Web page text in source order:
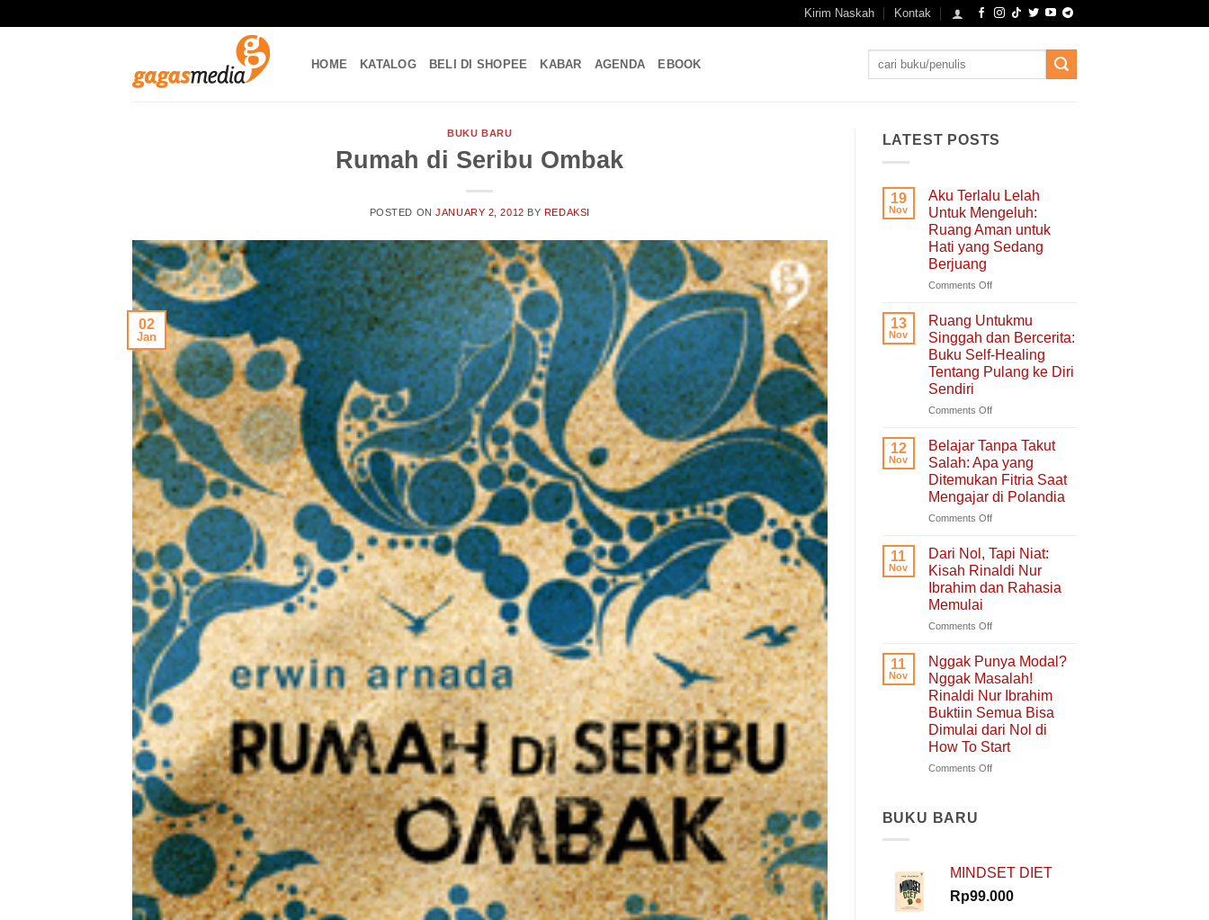
Kirim Naskah Kontak
HOME KATALOG BELI DI SHOPEE KABAR AGENDA EBOOK
Search
BUKU BARU
Rumah di Seribu Ombak
POSTED ONJANUARY 2, 2012 BY REDAKSI
02
Jan
LATEST POSTS
19
Nov
Aku Terlalu Lelah
Untuk Mengeluh:
Ruang Aman untuk
Hati yang Sedang
Berjuang
Comments Offon
Terlalu
Lelah
Untuk
Mengeluh:
Ruang
untuk
Sedang
Berjuang
13
Nov
Ruang Untukmu
Singgah dan Bercerita:
Buku Self-Healing
Tentang Pulang ke Diri
Sendiri
Comments Offon
Untukmu
Singgah
dan
Bercerita:
Buku
Self-
Tentang
Pulang
ke
Diri
12
Nov
Belajar Tanpa Takut
Salah: Apa yang
Ditemukan Fitria Saat
Mengajar di Polandia
Comments Offon
Tanpa
Takut
Salah:
Apa
Ditemukan
Mengajar
di
Polandia
11
Nov
Dari Nol, Tapi Niat:
Kisah Rinaldi Nur
Ibrahim dan Rahasia
Memulai
Comments Offon
Tapi
Niat:
Kisah
Rinaldi
Nur
Ibrahim
dan
11
Nov
Nggak Punya Modal?
Nggak Masalah!
Rinaldi Nur Ibrahim
Buktiin Semua Bisa
Dimulai dari Nol di
How To Start
Comments Offon
Nur
Ibrahim
Buktiin
BUKU BARU
MINDSET DIET
Rp99.000